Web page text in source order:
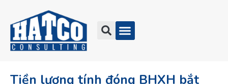
Tiền lương tính đóng BHXH bắt